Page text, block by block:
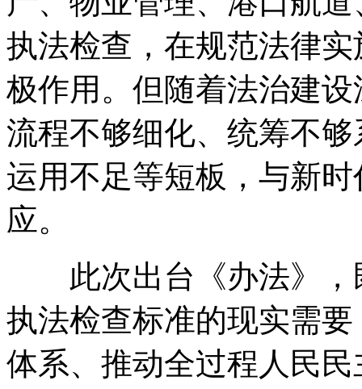
执法检查 ， 在规范法律
极作用 。 但随着法治建
流程不够细化、统筹不
运用不足等短板 ， 与新时
应。
此次出台《办法》
，
执法检查标准的现实需要
体系、推动全过程人民